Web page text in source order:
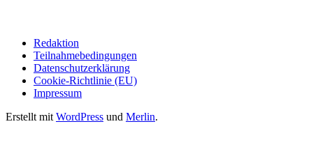
Redaktion
Teilnahmebedingungen
Datenschutzerklärung
Cookie-Richtlinie (EU)
Impressum
Erstellt mit WordPress und Merlin.